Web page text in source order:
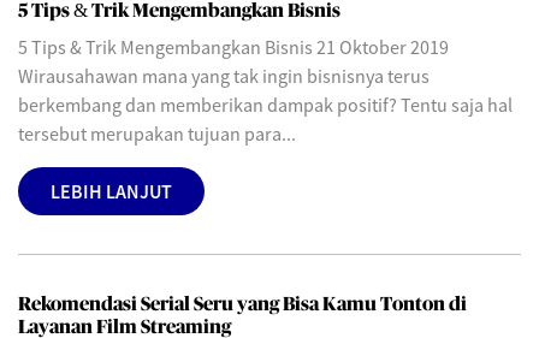
5 Tips & Trik Mengembangkan Bisnis
5 Tips & Trik Mengembangkan Bisnis 21 Oktober 2019
Wirausahawan mana yang tak ingin bisnisnya terus
berkembang dan memberikan dampak positif? Tentu saja hal
tersebut merupakan tujuan para...
LEBIH LANJUT
Rekomendasi Serial Seru yang Bisa Kamu Tonton di
Layanan Film Streaming